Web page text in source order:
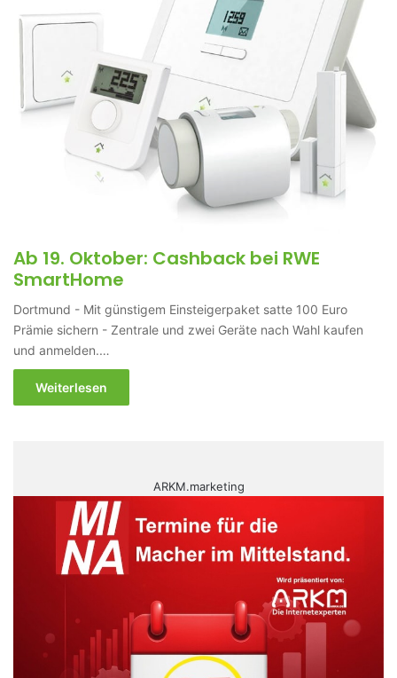
Ab 19. Oktober: Cashback bei RWE
SmartHome
Dortmund - Mit günstigem Einsteigerpaket satte 100 Euro
Prämie sichern - Zentrale und zwei Geräte nach Wahl kaufen
und anmelden.…
Weiterlesen
ARKM.marketing